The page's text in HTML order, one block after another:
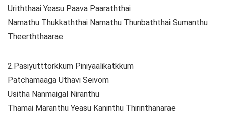
Uriththaai Yeasu Paava Paaraththai
Namathu Thukkaththai Namathu Thunbaththai Sumanthu
Theerththaarae
2.Pasiyutttorkkum Piniyaalikatkkum
Patchamaaga Uthavi Seivom
Usitha Nanmaigal Niranthu
Thamai Maranthu Yeasu Kaninthu Thirinthanarae